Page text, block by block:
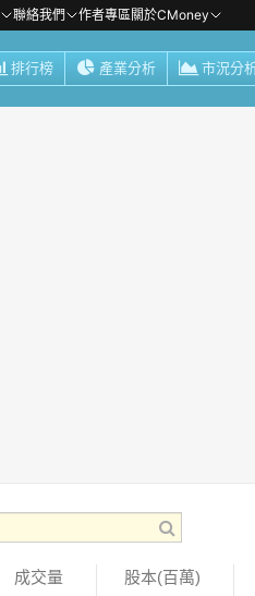
聯絡我們 作者專區關於CMoney
排行榜 產業分析 市況分
成交量
股本(百萬)